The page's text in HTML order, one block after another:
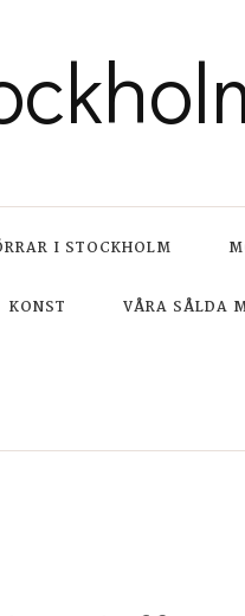
I STOCKHOLM
KONST VÅRA SÅLDA